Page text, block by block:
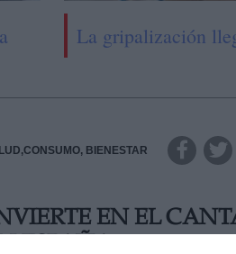
La gripalización
BIENESTAR
EN EL